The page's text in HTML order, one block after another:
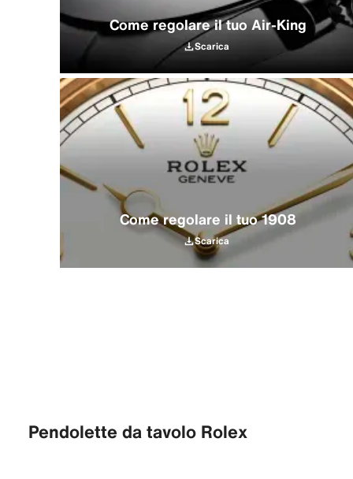
Come regolare il tuo Air‑King
Scarica
Come regolare il tuo 1908
Scarica
Pendolette da tavolo Rolex